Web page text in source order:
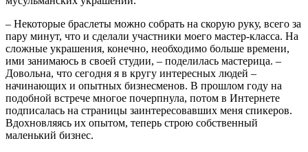
– Некоторые браслеты можно собрать на скорую руку, всего за
пару минут, что и сделали участники моего мастер-класса. На
сложные украшения, конечно, необходимо больше времени,
ими занимаюсь в своей студии, – поделилась мастерица. –
Довольна, что сегодня я в кругу интересных людей –
начинающих и опытных бизнесменов. В прошлом году на
подобной встрече многое почерпнула, потом в Интернете
подписалась на страницы заинтересовавших меня спикеров.
Вдохновляясь их опытом, теперь строю собственный
маленький бизнес.